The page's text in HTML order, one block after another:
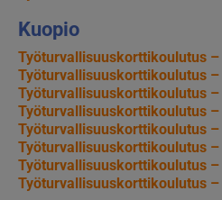
Kuopio
Työturvallisuuskorttikoulutus –
Työturvallisuuskorttikoulutus –
Työturvallisuuskorttikoulutus –
Työturvallisuuskorttikoulutus –
Työturvallisuuskorttikoulutus –
Työturvallisuuskorttikoulutus –
Työturvallisuuskorttikoulutus –
Työturvallisuuskorttikoulutus –